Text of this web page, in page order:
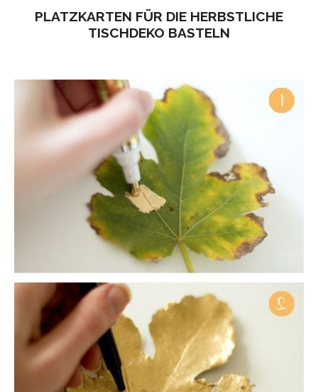
PLATZKARTEN FÜR DIE HERBSTLICHE
TISCHDEKO BASTELN